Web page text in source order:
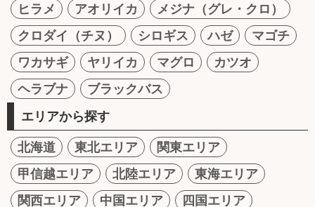
ヒラメ
アオリイカ
メジナ（グレ・クロ）
クロダイ（チヌ）
シロギス ハゼ
マゴチ
ワカサギ
ヤリイカ マグロ
カツオ
ヘラブナ
ブラックバス
エリアから探す
北海道 東北エリア
関東エリア
甲信越エリア
北陸エリア
東海エリア
関西エリア
中国エリア 四国エリア